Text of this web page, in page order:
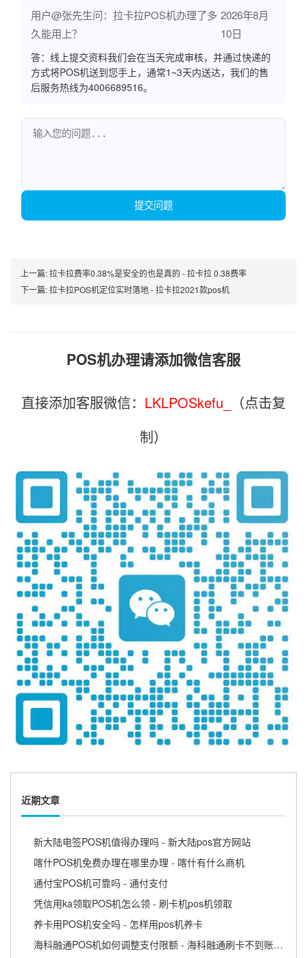
用户@张先生问：拉卡拉POS机办理了多
久能用上？
2026年8月
10日
答：线上提交资料我们会在当天完成审核，并通过快递的
方式将POS机送到您手上，通常1~3天内送达，我们的售
后服务热线为4006689516。
提交问题
上一篇:拉卡拉费率0.38%是安全的也是真的 - 拉卡拉 0.38费率
下一篇:拉卡拉POS机定位实时落地 - 拉卡拉2021款pos机
POS机办理请添加微信客服
直接添加客服微信： LKLPOSkefu_
（点击复
制）
近期文章
新大陆电签POS机值得办理吗 - 新大陆pos官方网站
喀什POS机免费办理在哪里办理 - 喀什有什么商机
通付宝POS机可靠吗 - 通付支付
凭信用ka领取POS机怎么领 - 刷卡机pos机领取
养卡用POS机安全吗 - 怎样用pos机养卡
海科融通POS机如何调整支付限额 - 海科融通刷卡不到账怎么办